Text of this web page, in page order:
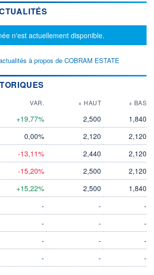
n'est actuellement disponible.
à propos de COBRAM ESTATE
VAR. + HAUT + BAS
+19,77% 2,500
1,840
0,00% 2,120
2,120
-13,11% 2,440
2,120
-15,20% 2,500
2,120
+15,22% 2,500
1,840
- -
-
- -
-
- -
-
- -
-